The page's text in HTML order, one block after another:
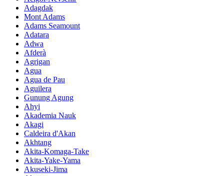
Adagdak
Mont Adams
Adams Seamount
Adatara
Adwa
Afderà
Agrigan
Agua
Agua de Pau
Aguilera
Gunung Agung
Ahyi
Akademia Nauk
Akagi
Caldeira d'Akan
Akhtang
Akita-Komaga-Take
Akita-Yake-Yama
Akuseki-Jima